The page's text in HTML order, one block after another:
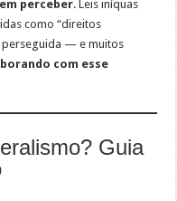
perceber. Leis iníquas
como “direitos
perseguida — e muitos
com esse
Guia